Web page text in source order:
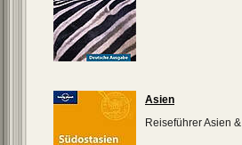
Asien
Reiseführer Asien